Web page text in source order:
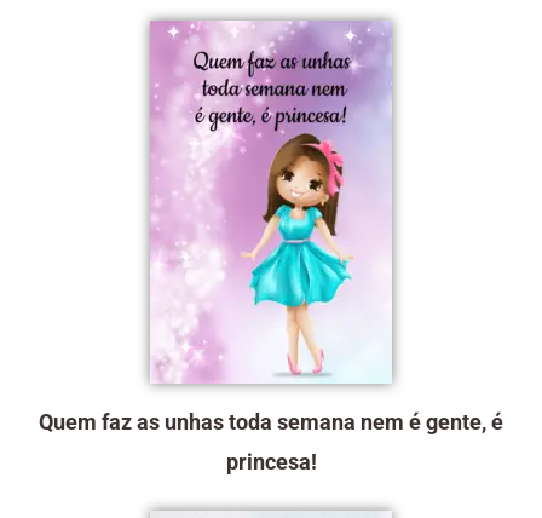
Quem faz as unhas toda semana nem é gente, é
princesa!